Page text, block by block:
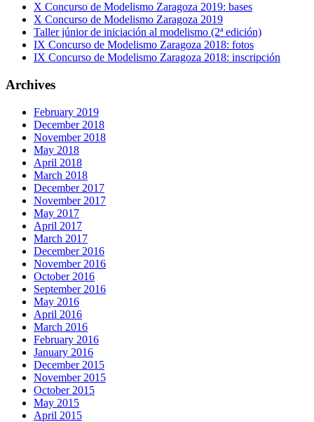
X Concurso de Modelismo Zaragoza 2019: bases
X Concurso de Modelismo Zaragoza 2019
Taller júnior de iniciación al modelismo (2ª edición)
IX Concurso de Modelismo Zaragoza 2018: fotos
IX Concurso de Modelismo Zaragoza 2018: inscripción
Archives
February 2019
December 2018
November 2018
May 2018
April 2018
March 2018
December 2017
November 2017
May 2017
April 2017
March 2017
December 2016
November 2016
October 2016
September 2016
May 2016
April 2016
March 2016
February 2016
January 2016
December 2015
November 2015
October 2015
May 2015
April 2015